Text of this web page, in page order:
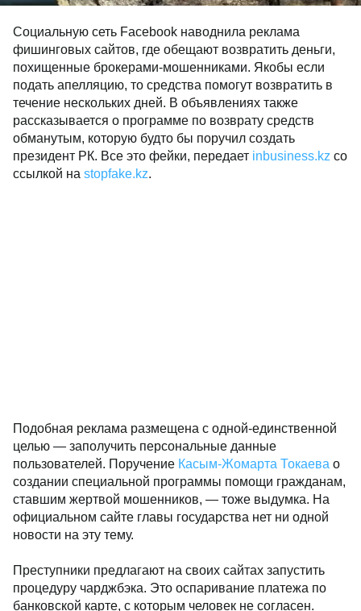
Социальную сеть Facebook наводнила реклама
фишинговых сайтов, где обещают возвратить деньги,
похищенные брокерами-мошенниками. Якобы если
подать апелляцию, то средства помогут возвратить в
течение нескольких дней. В объявлениях также
рассказывается о программе по возврату средств
обманутым, которую будто бы поручил создать
президент РК. Все это фейки, передает inbusiness.kz со
ссылкой на stopfake.kz.
Подобная реклама размещена с одной-единственной
целью — заполучить персональные данные
пользователей. Поручение Касым-Жомарта Токаева о
создании специальной программы помощи гражданам,
ставшим жертвой мошенников, — тоже выдумка. На
официальном сайте главы государства нет ни одной
новости на эту тему.
Преступники предлагают на своих сайтах запустить
процедуру чарджбэка. Это оспаривание платежа по
банковской карте, с которым человек не согласен.